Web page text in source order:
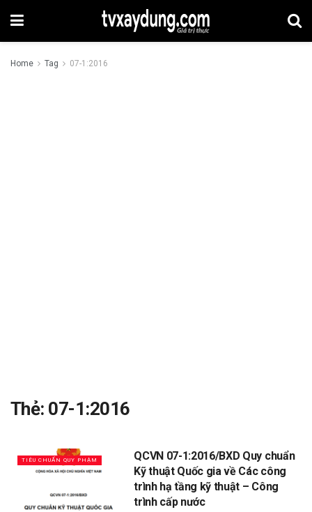
Home Tag 07-1:2016
Thẻ: 07-1:2016
TIÊU CHUẨN QUY PHẠM
QCVN 07-1:2016/BXD Quy chuẩn
Kỹ thuật Quốc gia về Các công
trình hạ tầng kỹ thuật – Công
trình cấp nước